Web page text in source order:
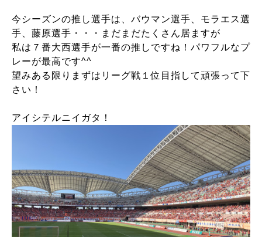
今シーズンの推し選手は、バウマン選手、モラエス選
手、藤原選手・・・まだまだたくさん居ますが
私は７番大西選手が一番の推しですね！パワフルなプ
レーが最高です^^
望みある限りまずはリーグ戦１位目指して頑張って下
さい！
アイシテルニイガタ！